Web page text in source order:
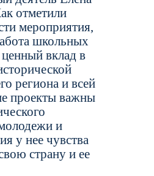
отметили
мероприятия,
школьных
вклад в
региона и всей
проекты важны
и
у нее чувства
страну и ее